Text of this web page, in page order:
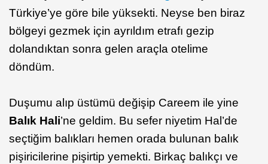
Türkiye’ye göre bile yüksekti. Neyse ben biraz
bölgeyi gezmek için ayrıldım etrafı gezip
dolandıktan sonra gelen araçla otelime
döndüm.
Duşumu alıp üstümü değişip Careem ile yine
Balık Hali’ne geldim. Bu sefer niyetim Hal’de
seçtiğim balıkları hemen orada bulunan balık
pişiricilerine pişirtip yemekti. Birkaç balıkçı ve